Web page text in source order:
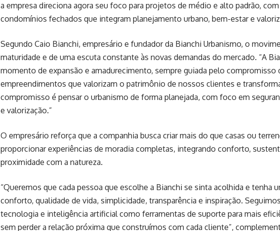
a empresa direciona agora seu foco para projetos de médio e alto padrão,
condomínios fechados que integram planejamento urbano, bem-estar e
Segundo Caio Bianchi, empresário e fundador da Bianchi Urbanismo, o
maturidade e de uma escuta constante às novas demandas do mercado. “A
momento de expansão e amadurecimento, sempre guiada pelo compromisso
empreendimentos que valorizam o patrimônio de nossos clientes e
compromisso é pensar o urbanismo de forma planejada, com foco em
e valorização.”
O empresário reforça que a companhia busca criar mais do que casas ou
proporcionar experiências de moradia completas, integrando conforto,
proximidade com a natureza.
“Queremos que cada pessoa que escolhe a Bianchi se sinta acolhida e tenha
conforto, qualidade de vida, simplicidade, transparência e inspiração.
tecnologia e inteligência artificial como ferramentas de suporte para mais
sem perder a relação próxima que construímos com cada cliente”,